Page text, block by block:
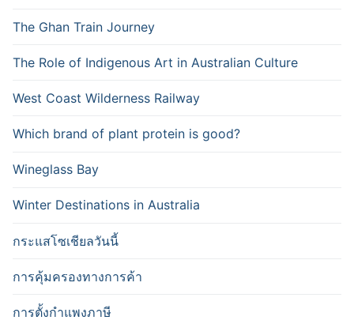
The Ghan Train Journey
The Role of Indigenous Art in Australian Culture
West Coast Wilderness Railway
Which brand of plant protein is good?
Wineglass Bay
Winter Destinations in Australia
กระแสโซเชียลวันนี้
การคุ้มครองทางการค้า
การตั้งกำแพงภาษี